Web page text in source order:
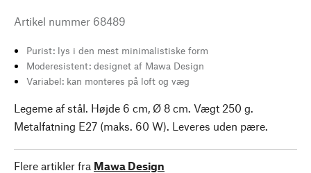
Artikel nummer 68489
Purist: lys i den mest minimalistiske form
Moderesistent: designet af Mawa Design
Variabel: kan monteres på loft og væg
Legeme af stål. Højde 6 cm, Ø 8 cm. Vægt 250 g.
Metalfatning E27 (maks. 60 W). Leveres uden pære.
Flere artikler fra Mawa Design